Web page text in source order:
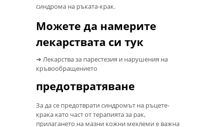
синдрома на ръката-крак.
Можете да намерите
лекарствата си тук
➔ Лекарства за парестезия и нарушения на
кръвообращението
предотвратяване
За да се предотврати синдромът на ръцете-
крака като част от терапията за рак,
прилагането на мазни кожни мехлеми е важна